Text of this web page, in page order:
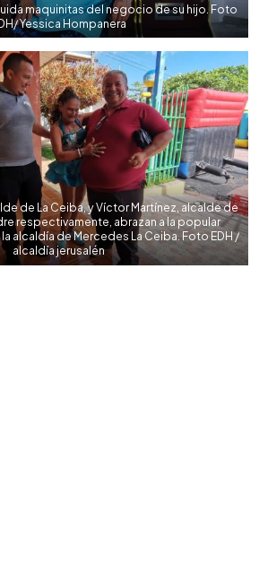
maquinitas del negocio de su hijo. Foto
Yessica Hompanera
de La Ceiba, y Víctor Martínez, alcalde de
respectivamente, abrazan a la popular
la alcaldía de Mercedes La Ceiba. Foto EDH /
alcaldía jerusalén